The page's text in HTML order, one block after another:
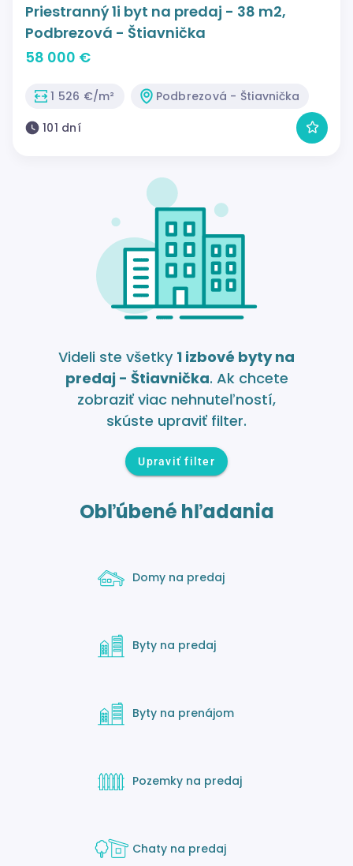
Priestranný 1i byt na predaj - 38 m2,
Podbrezová - Štiavnička
58 000 €
1 526 €/m²
Podbrezová - Štiavnička
101 dní
Videli ste všetky 1 izbové byty na
predaj - Štiavnička. Ak chcete
zobraziť viac nehnuteľností,
skúste upraviť filter.
Upraviť filter
Obľúbené hľadania
Domy na predaj
Byty na predaj
Byty na prenájom
Pozemky na predaj
Chaty na predaj